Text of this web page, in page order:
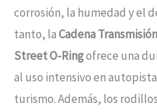
corrosión, la humedad y el
tanto, laCadena
Street O-Ringofrece una
al uso intensivo en
turismo. Además, los